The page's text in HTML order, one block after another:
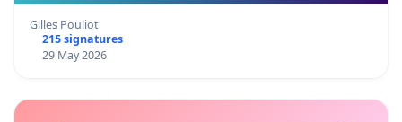
Gilles Pouliot
215 signatures
29 May 2026